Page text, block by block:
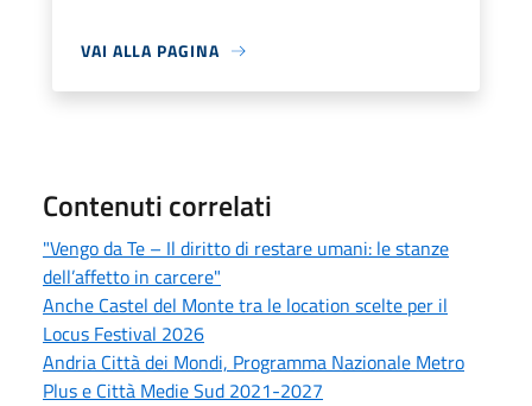
VAI ALLA PAGINA
Contenuti correlati
"Vengo da Te – Il diritto di restare umani: le stanze
dell’affetto in carcere"
Anche Castel del Monte tra le location scelte per il
Locus Festival 2026
Andria Città dei Mondi, Programma Nazionale Metro
Plus e Città Medie Sud 2021-2027